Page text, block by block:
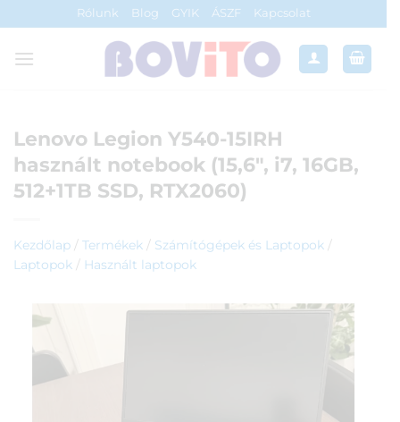
to
content
Rólunk Blog GYIK ÁSZF Kapcsolat
Lenovo Legion Y540-15IRH
használt notebook (15,6″, i7, 16GB,
512+1TB SSD, RTX2060)
Kezdőlap / Termékek / Számítógépek és Laptopok /
Laptopok / Használt laptopok